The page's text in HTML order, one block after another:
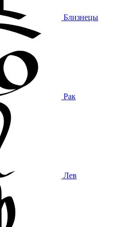
Близнецы
Рак
Лев